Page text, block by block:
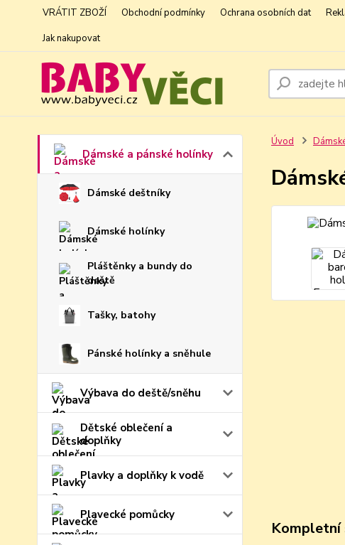
VRÁTIT ZBOŽÍ Obchodní podmínky Ochrana osobních dat
Jak nakupovat
Dámské a pánské holínky
Dámské deštníky
Dámské holínky
Pláštěnky a bundy do
deště
Tašky, batohy
Pánské holínky a sněhule
Výbava do deště/sněhu
Dětské oblečení a
doplňky
Plavky a doplňky k vodě
Plavecké pomůcky
Úvod
Kompletní